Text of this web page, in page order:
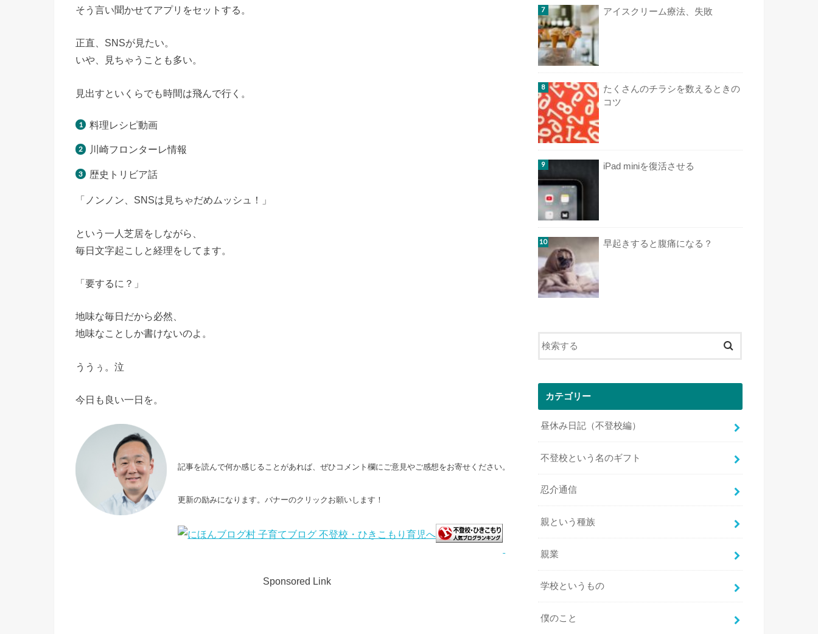
そう言い聞かせてアプリをセットする。
正直、SNSが見たい。
いや、見ちゃうことも多い。
見出すといくらでも時間は飛んで行く。
料理レシピ動画
川崎フロンターレ情報
歴史トリビア話
「ノンノン、SNSは見ちゃだめムッシュ！」
という一人芝居をしながら、
毎日文字起こしと経理をしてます。
「要するに？」
地味な毎日だから必然、
地味なことしか書けないのよ。
ううぅ。泣
今日も良い一日を。
記事を読んで何か感じることがあれば、ぜひコメント欄にご意見やご感想をお寄せください。
更新の励みになります。バナーのクリックお願いします！
Sponsored Link
アイスクリーム療法、失敗
たくさんのチラシを数えるときの
コツ
iPad miniを復活させる
早起きすると腹痛になる？
カテゴリー
昼休み日記（不登校編）
不登校という名のギフト
忍介通信
親という種族
親業
学校というもの
僕のこと